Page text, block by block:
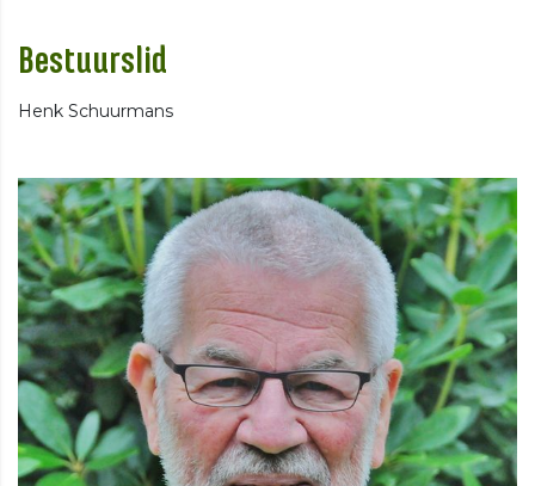
Bestuurslid
Henk Schuurmans